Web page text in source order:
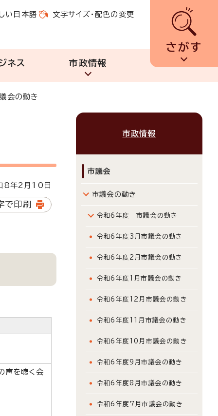
い日本語 文字サイズ・配色の変更
さがす
ネス 市政情報
会の動き
年2月10日
で印刷
声を聴く会
市政情報
市議会
市議会の動き
令和6年度 市議会の動き
令和6年度3月市議会の動き
令和6年度2月市議会の動き
令和6年度1月市議会の動き
令和6年度12月市議会の動き
令和6年度11月市議会の動き
令和6年度10月市議会の動き
令和6年度9月市議会の動き
令和6年度8月市議会の動き
令和6年度7月市議会の動き